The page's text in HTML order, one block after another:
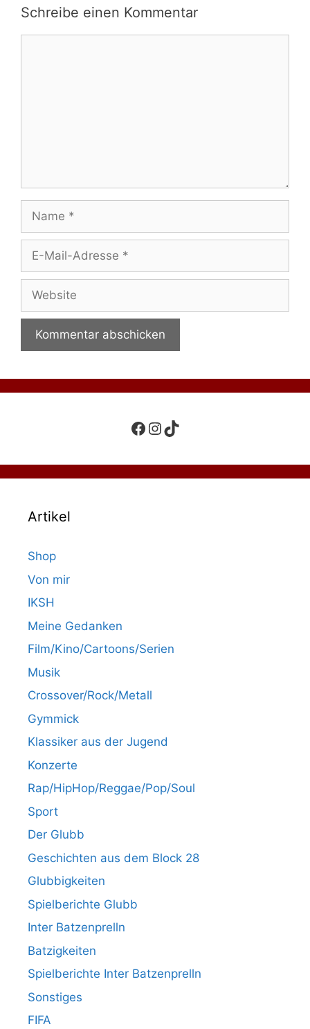
Schreibe einen Kommentar
Name
Adresse
Website
Facebook
Instagram
TikTok
Artikel
Shop
Von mir
IKSH
Meine Gedanken
Film/Kino/Cartoons/Serien
Musik
Crossover/Rock/Metall
Gymmick
Klassiker aus der Jugend
Konzerte
Rap/HipHop/Reggae/Pop/Soul
Sport
Der Glubb
Geschichten aus dem Block 28
Glubbigkeiten
Spielberichte Glubb
Inter Batzenprelln
Batzigkeiten
Spielberichte Inter Batzenprelln
Sonstiges
FIFA